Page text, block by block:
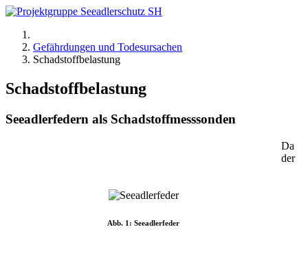
Gefährdungen und Todesursachen
Schadstoffbelastung
Schadstoffbelastung
Seeadlerfedern als Schadstoffmesssonden
Abb. 1: Seeadlerfeder
Da
der